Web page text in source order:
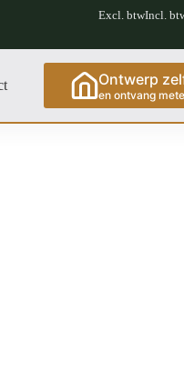
Excl. btwIncl.
Ontwerp
en ontvang